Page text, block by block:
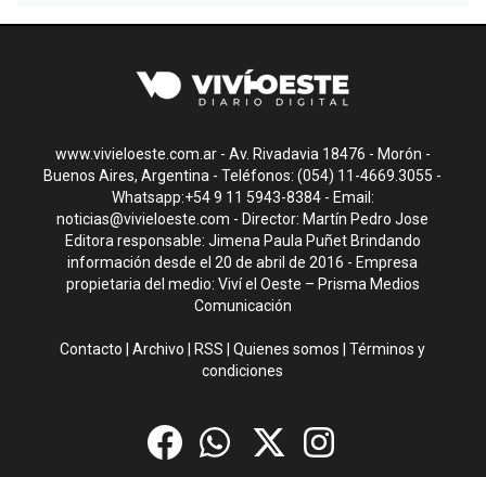
www.vivieloeste.com.ar - Av. Rivadavia 18476 - Morón -
Buenos Aires, Argentina - Teléfonos: (054) 11-4669.3055 -
Whatsapp:+54 9 11 5943-8384 - Email:
noticias@vivieloeste.com - Director: Martín Pedro Jose
Editora responsable: Jimena Paula Puñet Brindando
información desde el 20 de abril de 2016 - Empresa
propietaria del medio: Viví el Oeste – Prisma Medios
Comunicación
Contacto |Archivo RSS |Quienes somos |Términos y
condiciones